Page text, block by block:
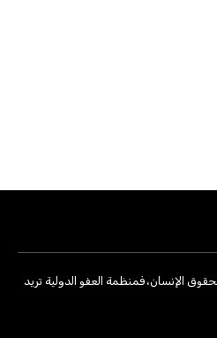
الإنسان، فمنظمة العفو الدولية تريد